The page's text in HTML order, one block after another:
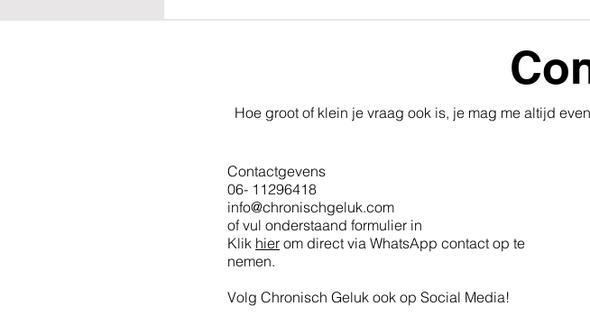
Hoe groot of klein je vraag ook is, je mag me altijd
Contactgevens
06- 11296418
info@chronischgeluk.com
of vul onderstaand formulier in
Klik hier om direct via WhatsApp contact op te
nemen.
Volg Chronisch Geluk ook op Social Media!